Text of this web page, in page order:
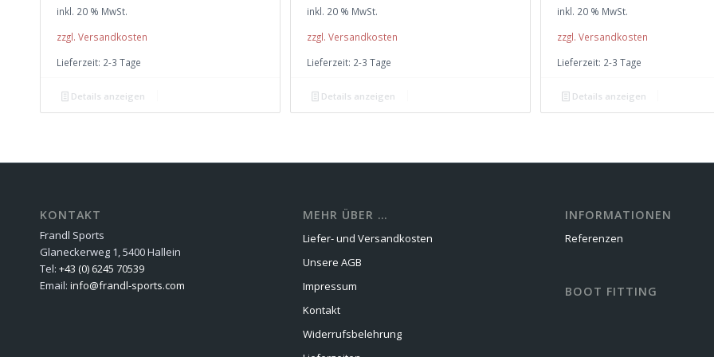
inkl. 20 % MwSt.
zzgl. Versandkosten
Lieferzeit: 2-3 Tage
Details anzeigen
inkl. 20 % MwSt.
zzgl. Versandkosten
Lieferzeit: 2-3 Tage
Details anzeigen
inkl. 20 % MwSt.
zzgl. Versandkosten
Lieferzeit: 2-3 Tage
Details anzeigen
KONTAKT
Frandl Sports
Glaneckerweg 1, 5400 Hallein
Tel: +43 (0) 6245 70539
Email: info@frandl-sports.com
MEHR ÜBER …
Liefer- und Versandkosten
Unsere AGB
Impressum
Kontakt
Widerrufsbelehrung
INFORMATIONEN
Referenzen
BOOT FITTING